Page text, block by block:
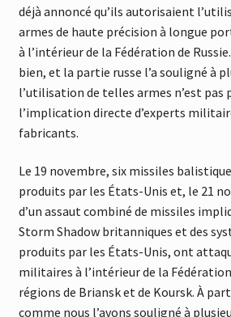
déjà annoncé qu’ils autorisaient
armes de haute précision à longue
à l’intérieur de la Fédération de
bien, et la partie russe l’a souligné à
l’utilisation de telles armes n’est pas
l’implication directe d’experts
fabricants.
Le 19 novembre, six missiles
produits par les États-Unis et, le 21
d’un assaut combiné de missiles
Storm Shadow britanniques et des
produits par les États-Unis, ont
militaires à l’intérieur de la Fédération
régions de Briansk et de Koursk. À
comme nous l’avons souligné à